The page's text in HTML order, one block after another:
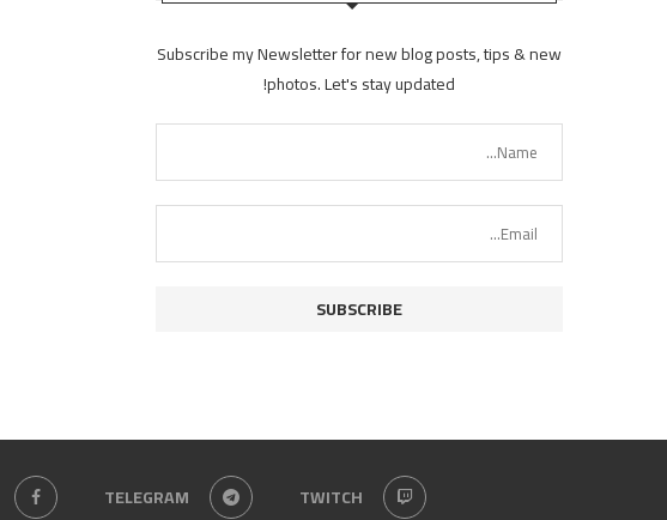
Subscribe my Newsletter for new blog posts, tips & new
photos. Let's stay updated!
TWITCH
TELEGRAM